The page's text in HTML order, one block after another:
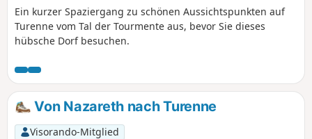
Ein kurzer Spaziergang zu schönen Aussichtspunkten auf
Turenne vom Tal der Tourmente aus, bevor Sie dieses
hübsche Dorf besuchen.
Von Nazareth nach Turenne
Visorando-Mitglied